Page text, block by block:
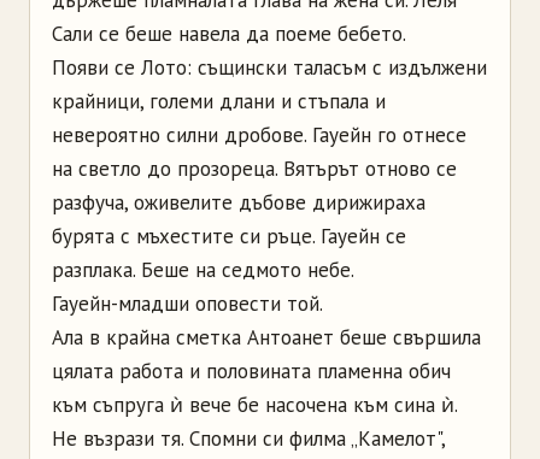
Сали се беше навела да поеме бебето.
Появи се Лото: същински таласъм с издължени
крайници, големи длани и стъпала и
невероятно силни дробове. Гауейн го отнесе
на светло до прозореца. Вятърът отново се
разфуча, оживелите дъбове дирижираха
бурята с мъхестите си ръце. Гауейн се
разплака. Беше на седмото небе.
Гауейн-младши оповести той.
Ала в крайна сметка Антоанет беше свършила
цялата работа и половината пламенна обич
към съпруга ѝ вече бе насочена към сина ѝ.
Не възрази тя. Спомни си филма „Камелот",